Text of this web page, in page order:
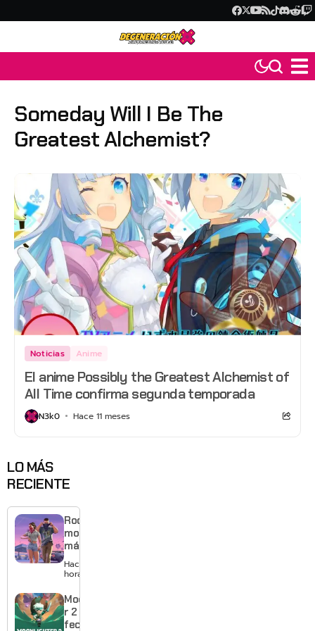
Someday Will I Be The
Greatest Alchemist?
Noticias Anime
El anime Possibly the Greatest Alchemist of
All Time confirma segunda temporada
N3k0 Hace 11 meses
LO MÁS
RECIENTE
Rockstar
mostrará
más de
GTA 6 en
agosto
estreno
anticipado
en Netflix
Hace 7
horas
Moonlighte
r 2 ya tiene
fecha y